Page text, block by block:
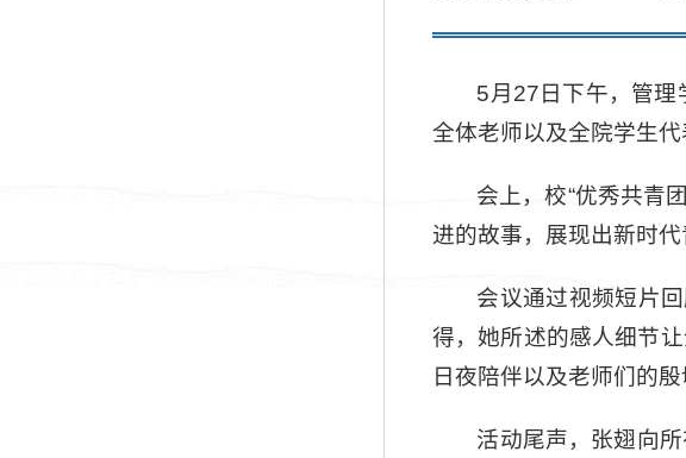
5月27日下午，管理
全体老师以及全院学生
会上，校“优秀共青
进的故事，展现出新时
会议通过视频短片
得，她所述的感人细节
日夜陪伴以及老师们的
活动尾声，张翅向